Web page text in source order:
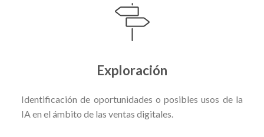
Exploración
Identificación de oportunidades o posibles usos de la
IA en el ámbito de las ventas digitales.